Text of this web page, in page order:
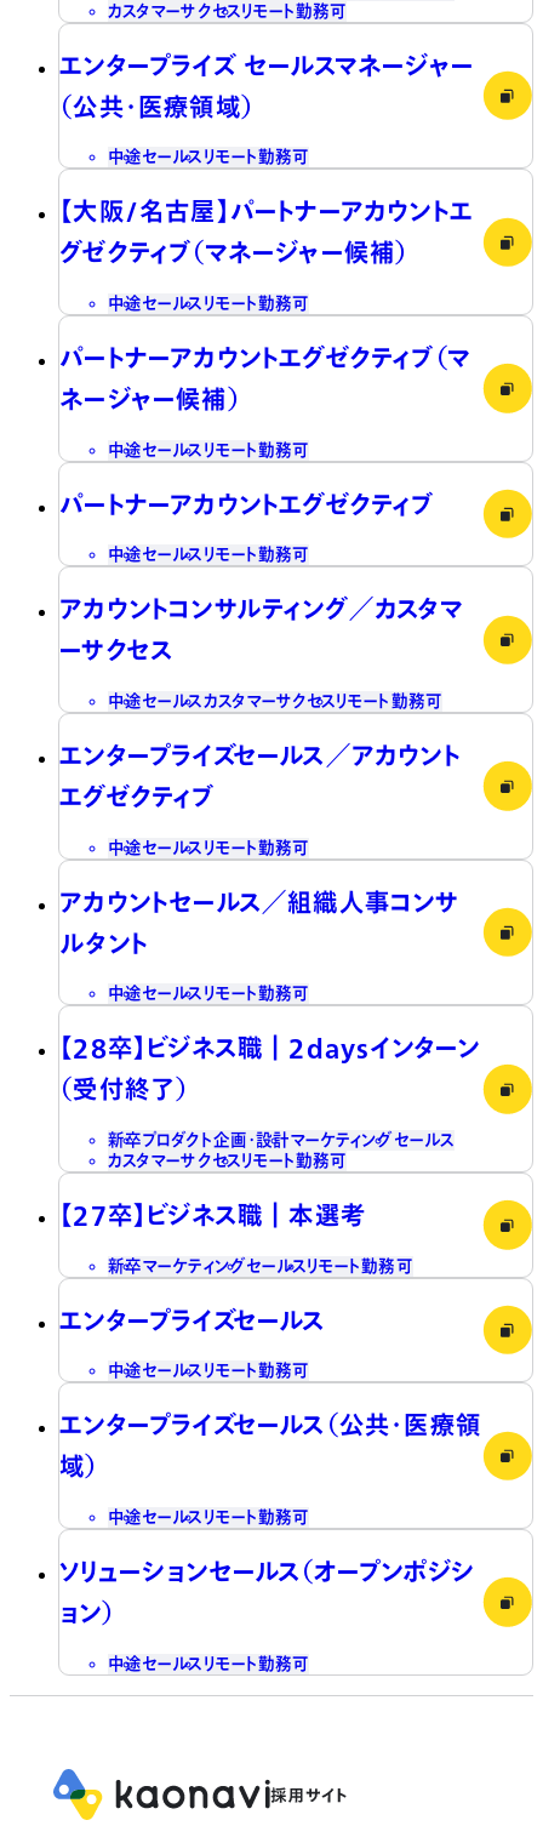
カスタマーサクセス リモート勤務可
エンタープライズ セールスマネージャー
（公共・医療領域）
中途セールス リモート勤務可
【大阪/名古屋】パートナーアカウントエ
グゼクティブ（マネージャー候補）
中途セールス リモート勤務可
パートナーアカウントエグゼクティブ（マ
ネージャー候補）
中途セールス リモート勤務可
パートナーアカウントエグゼクティブ
中途セールス リモート勤務可
アカウントコンサルティング／カスタマ
ーサクセス
中途セールスカスタマーサクセスリモート勤務可
エンタープライズセールス／アカウント
エグゼクティブ
中途セールス リモート勤務可
アカウントセールス／組織人事コンサ
ルタント
中途セールス リモート勤務可
【28卒】ビジネス職┃2daysインターン
（受付終了）
新卒プロダクト企画・設計マーケティング セールス
カスタマーサクセスリモート勤務可
【27卒】ビジネス職┃本選考
新卒マーケティングセールス リモート勤務可
エンタープライズセールス
中途セールス リモート勤務可
エンタープライズセールス（公共・医療領
域）
中途セールス リモート勤務可
ソリューションセールス（オープンポジシ
ョン）
中途セールス リモート勤務可